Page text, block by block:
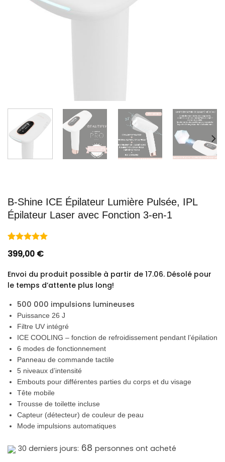
B-Shine ICE Épilateur Lumière Pulsée, IPL
Épilateur Laser avec Fonction 3-en-1
sur 5 basé
notations
399,00 €
Envoi du produit possible à partir de 17.06. Désolé pour
le temps d’attente plus long!
500 000 impulsions lumineuses
Puissance 26 J
Filtre UV intégré
ICE COOLING – fonction de refroidissement pendant l’épilation
6 modes de fonctionnement
Panneau de commande tactile
5 niveaux d’intensité
Embouts pour différentes parties du corps et du visage
Tête mobile
Trousse de toilette incluse
Capteur (détecteur) de couleur de peau
Mode impulsions automatiques
30 derniers jours: 68 personnes ont acheté